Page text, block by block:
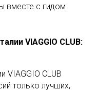
вместе с гидом
VIAGGIO CLUB:
VIAGGIO CLUB
только лучших,